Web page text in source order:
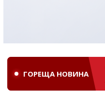
ГОРЕЩА НОВИНА